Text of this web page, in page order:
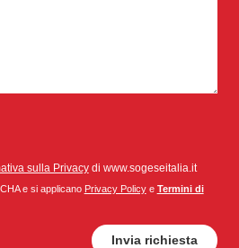
sulla Privacydi www.sogeseitalia.it
e si applicano Privacy Policye Termini di